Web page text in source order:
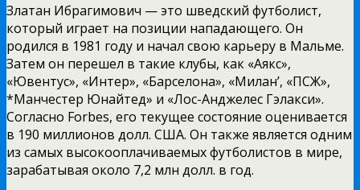
Златан Ибрагимович — это шведский футболист,
который играет на позиции нападающего. Он
родился в 1981 году и начал свою карьеру в Мальме.
Затем он перешел в такие клубы, как «Аякс»,
«Ювентус», «Интер», «Барселона», «Милан’, «ПСЖ»,
*Манчестер Юнайтед» и «Лос-Анджелес Гэлакси».
Согласно Forbes, его текущее состояние оценивается
в 190 миллионов долл. США. Он также является одним
из самых высокооплачиваемых футболистов в мире,
зарабатывая около 7,2 млн долл. в год.